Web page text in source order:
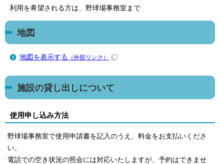
利用を希望される方は、野球場事務室まで
地図
地図を表示する （外部リンク）
施設の貸し出しについて
使用申し込み方法
野球場事務室で使用申請書を記入のうえ、料金をお支払いくださ
い。
電話での空き状況の照会には対応いたしますが、予約はできませ